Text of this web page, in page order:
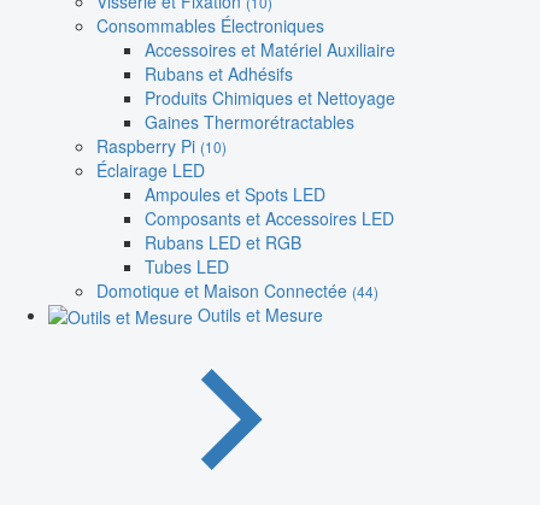
Consommables Électroniques
Accessoires et Matériel Auxiliaire
Rubans et Adhésifs
Produits Chimiques et Nettoyage
Gaines Thermorétractables
Raspberry Pi (10)
Éclairage LED
Ampoules et Spots LED
Composants et Accessoires LED
Rubans LED et RGB
Tubes LED
Domotique et Maison Connectée (44)
Outils et Mesure